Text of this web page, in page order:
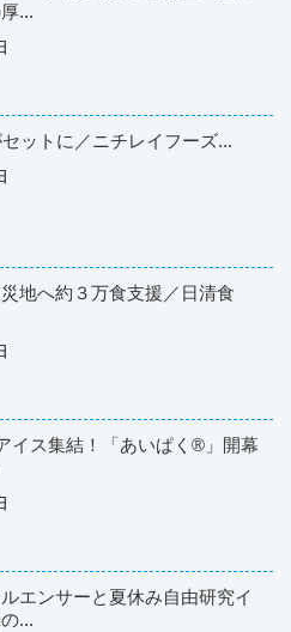
...
ットに／ニチレイフーズ...
地へ約３万食支援／日清食
イス集結！「あいぱく®」開幕
エンサーと夏休み自由研究イ
...